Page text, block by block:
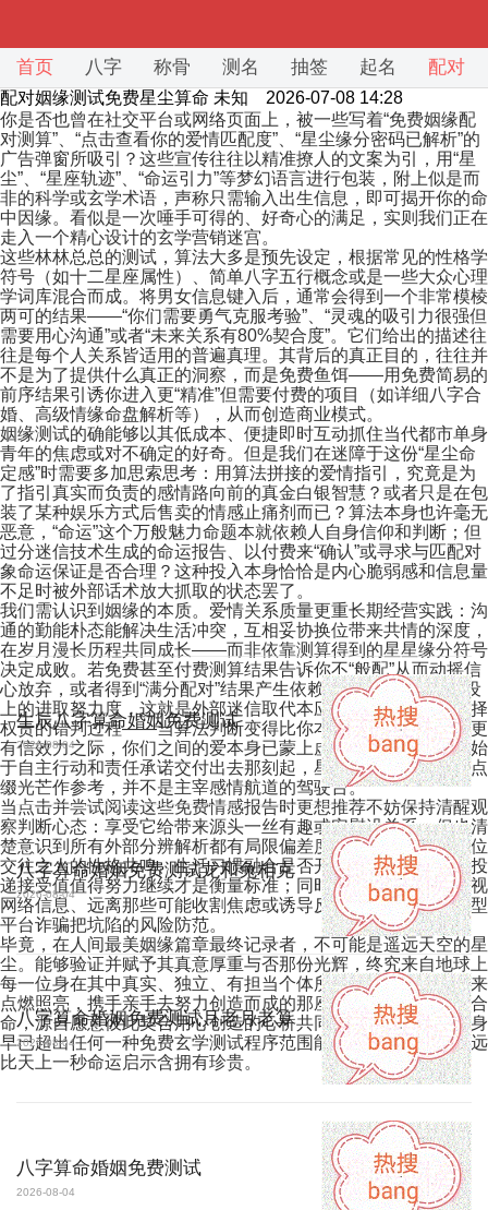
首页 八字 称骨 测名 抽签 起名 配对
配对姻缘测试免费星尘算命 未知 2026-07-08 14:28
你是否也曾在社交平台或网络页面上，被一些写着“免费姻缘配
对测算”、“点击查看你的爱情匹配度”、“星尘缘分密码已解析”的
广告弹窗所吸引？这些宣传往往以精准撩人的文案为引，用“星
尘”、“星座轨迹”、“命运引力”等梦幻语言进行包装，附上似是而
非的科学或玄学术语，声称只需输入出生信息，即可揭开你的命
中因缘。看似是一次唾手可得的、好奇心的满足，实则我们正在
走入一个精心设计的玄学营销迷宫。
这些林林总总的测试，算法大多是预先设定，根据常见的性格学
符号（如十二星座属性）、简单八字五行概念或是一些大众心理
学词库混合而成。将男女信息键入后，通常会得到一个非常模棱
两可的结果——“你们需要勇气克服考验”、“灵魂的吸引力很强但
需要用心沟通”或者“未来关系有80%契合度”。它们给出的描述往
往是每个人关系皆适用的普遍真理。其背后的真正目的，往往并
不是为了提供什么真正的洞察，而是免费鱼饵——用免费简易的
前序结果引诱你进入更“精准”但需要付费的项目（如详细八字合
婚、高级情缘命盘解析等），从而创造商业模式。
姻缘测试的确能够以其低成本、便捷即时互动抓住当代都市单身
青年的焦虑或对不确定的好奇。但是我们在迷障于这份“星尘命
定感”时需要多加思索思考：用算法拼接的爱情指引，究竟是为
了指引真实而负责的感情路向前的真金白银智慧？或者只是在包
装了某种娱乐方式后售卖的情感止痛剂而已？算法本身也许毫无
恶意，“命运”这个万般魅力命题本就依赖人自身信仰和判断；但
过分迷信技术生成的命运报告、以付费来“确认”或寻求与匹配对
象命运保证是否合理？这种投入本身恰恰是内心脆弱感和信息量
不足时被外部话术放大抓取的状态罢了。
我们需认识到姻缘的本质。爱情关系质量更重长期经营实践：沟
通的勤能朴态能解决生活冲突，互相妥协换位带来共情的深度，
在岁月漫长历程共同成长——而非依靠测算得到的星星缘分符号
决定成败。若免费甚至付费测算结果告诉你不“般配”从而动摇信
心放弃，或者得到“满分配对”结果产生依赖放松心理和情感建设
上的进取努力度，这就是外部迷信取代本应该个体承担起来选择
权责的错判过程——当算法判断变得比你本人行动及真实感受更
有信效力之际，你们之间的爱本身已蒙上虚无色彩——毕竟爱始
于自主行动和责任承诺交付出去那刻起，星辰只是浩瀚夜空的点
缀光芒作参考，并不是主宰感情航道的驾驶台。
当点击并尝试阅读这些免费情感报告时更想推荐不妨保持清醒观
察判断心态：享受它给带来源头一丝有趣或安慰没关系，但也清
楚意识到所有外部分辨解析都有局限偏差度；你当下与眼前这位
交往之人的性格共鸣、生活习惯融合是否开心踏实、彼此情感投
递接受值值得努力继续才是衡量标准；同时要具备辨别能力审视
网络信息、远离那些可能收割焦虑或诱导反复充值升级付费类型
平台诈骗把坑陷的风险防范。
毕竟，在人间最美姻缘篇章最终记录者，不可能是遥远天空的星
尘。能够验证并赋予其真意厚重与否那份光辉，终究来自地球上
每一位身在其中真实、独立、有担当个体所持温暖、爱和忠诚来
点燃照亮，携手亲手去努力创造而成的那座桥而已——真正的合
命，源自愿意彼此契合用心创造的心桥共同铺筑。这份答案本身
早已超出任何一种免费玄学测试程序范围能力设定本身了，且远
比天上一秒命运启示含拥有珍贵。
生辰八字算命婚姻免费测试
2026-08-04
八字算命婚姻免费测试龙和兔相克
2026-08-04
八字算命婚姻免费测试月老月老算
2026-08-04
八字算命婚姻免费测试
2026-08-04